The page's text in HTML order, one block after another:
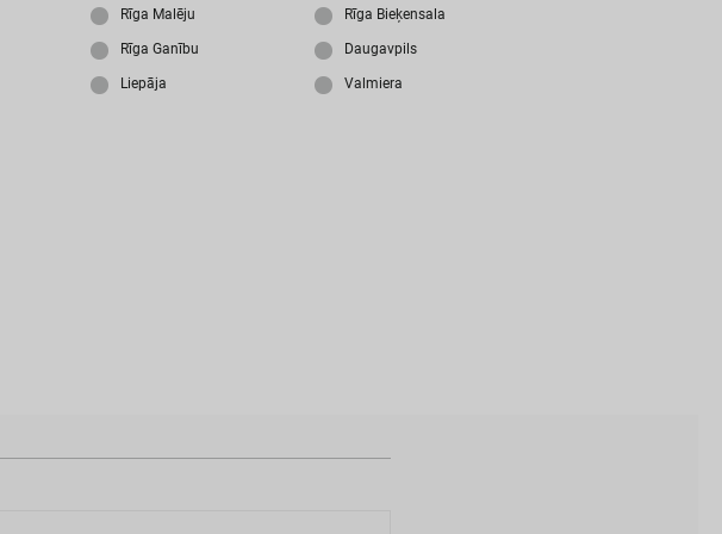
Aiz
id
Rīga Malēju Rīga Bieķensala
Rīga Ganību Daugavpils
Liepāja Valmiera